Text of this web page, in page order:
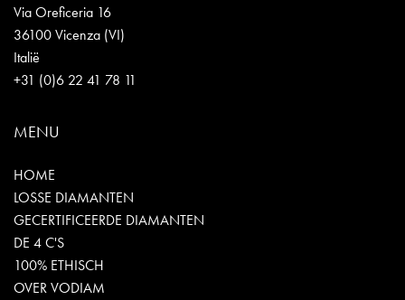
Via Oreficeria 16
36100 Vicenza (VI)
Italië
+31 (0)6 22 41 78 11
MENU
HOME
LOSSE DIAMANTEN
GECERTIFICEERDE DIAMANTEN
DE 4 C'S
100% ETHISCH
OVER VODIAM